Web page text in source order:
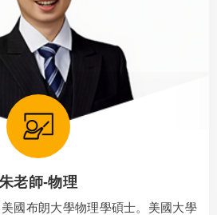
朱老師-物理
國布朗大學物理學碩士。美國大學